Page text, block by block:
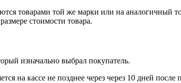
товарами той же марки или на аналогичный
стоимости товара.
изначально выбрал покупатель.
на кассе не позднее через через 10 дней после